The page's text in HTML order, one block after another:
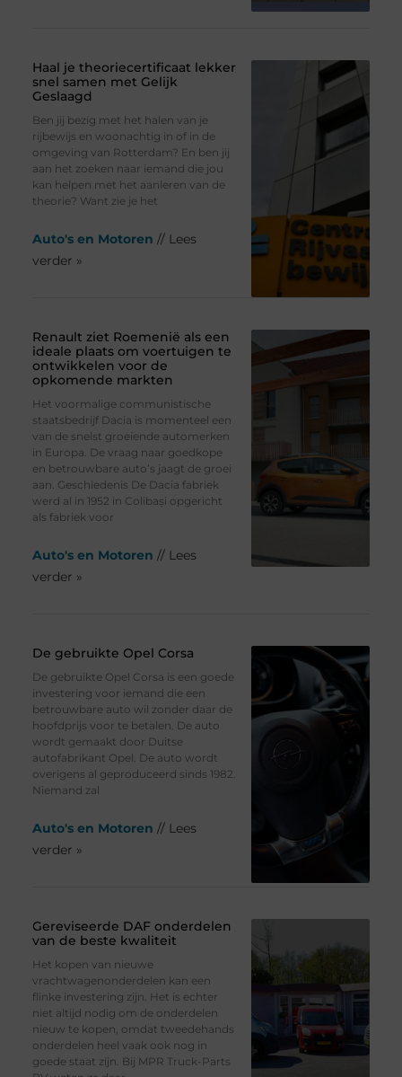
Haal je theoriecertificaat lekker
snel samen met Gelijk
Geslaagd
Ben jij bezig met het halen van je
rijbewijs en woonachtig in of in de
omgeving van Rotterdam? En ben jij
aan het zoeken naar iemand die jou
kan helpen met het aanleren van de
theorie? Want zie je het
Auto's en Motoren // Lees
verder »
Renault ziet Roemenië als een
ideale plaats om voertuigen te
ontwikkelen voor de
opkomende markten
Het voormalige communistische
staatsbedrijf Dacia is momenteel een
van de snelst groeiende automerken
in Europa. De vraag naar goedkope
en betrouwbare auto’s jaagt de groei
aan. Geschiedenis De Dacia fabriek
werd al in 1952 in Colibași opgericht
als fabriek voor
Auto's en Motoren // Lees
verder »
De gebruikte Opel Corsa
De gebruikte Opel Corsa is een goede
investering voor iemand die een
betrouwbare auto wil zonder daar de
hoofdprijs voor te betalen. De auto
wordt gemaakt door Duitse
autofabrikant Opel. De auto wordt
overigens al geproduceerd sinds 1982.
Niemand zal
Auto's en Motoren // Lees
verder »
Gereviseerde DAF onderdelen
van de beste kwaliteit
Het kopen van nieuwe
vrachtwagenonderdelen kan een
flinke investering zijn. Het is echter
niet altijd nodig om de onderdelen
nieuw te kopen, omdat tweedehands
onderdelen heel vaak ook nog in
goede staat zijn. Bij MPR Truck-Parts